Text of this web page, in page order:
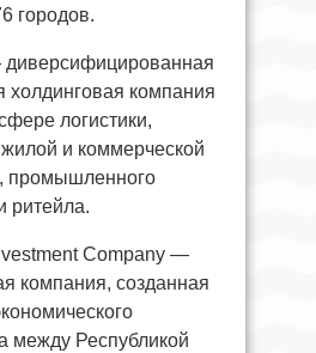
городов.
холдинговая компания
логистики,
и коммерческой
промышленного
ритейла.
Company —
компания, созданная
между Республикой